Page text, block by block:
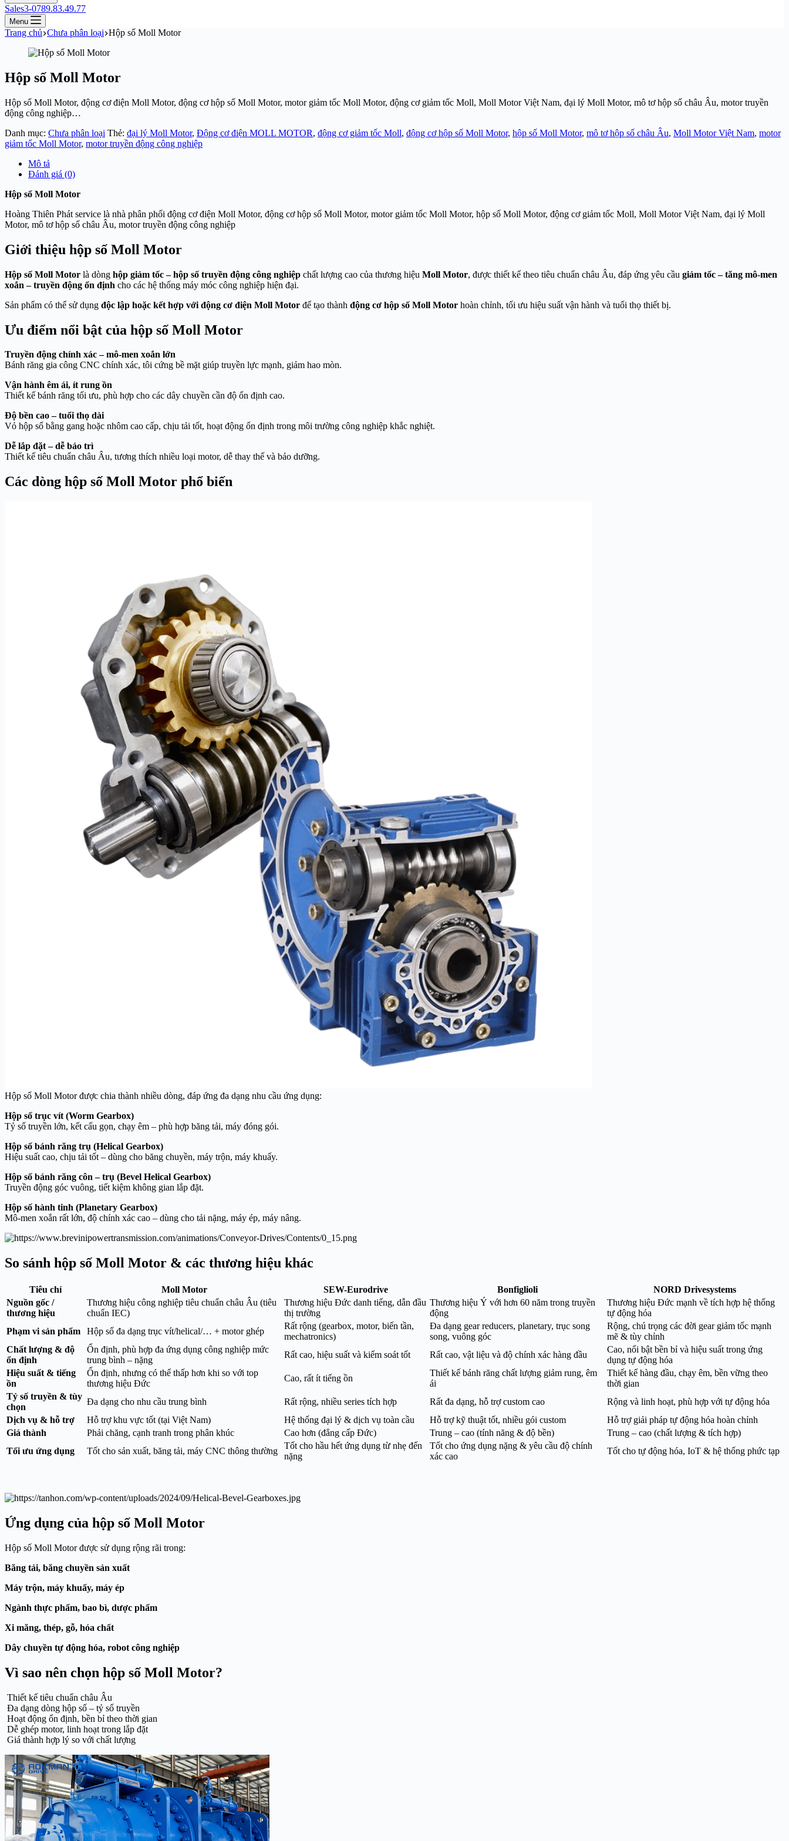
Sales3-0789.83.49.77
Menu
Trang chủ Chưa phân loại Hộp số Moll Motor
Hộp số Moll Motor
Hộp số Moll Motor, động cơ điện Moll Motor, động cơ hộp số Moll Motor, motor giảm tốc Moll Motor, động cơ giảm tốc Moll, Moll Motor Việt Nam, đại lý Moll Motor, mô tơ hộp số châu Âu, motor truyền
động công nghiệp…
Danh mục: Chưa phân loại Thẻ: đại lý Moll Motor, Động cơ điện MOLL MOTOR, động cơ giảm tốc Moll, động cơ hộp số Moll Motor, hộp số Moll Motor, mô tơ hộp số châu Âu, Moll Motor Việt Nam, motor
giảm tốc Moll Motor, motor truyền động công nghiệp
Mô tả
Đánh giá (0)
Hộp số Moll Motor
Hoàng Thiên Phát service là nhà phân phối động cơ điện Moll Motor, động cơ hộp số Moll Motor, motor giảm tốc Moll Motor, hộp số Moll Motor, động cơ giảm tốc Moll, Moll Motor Việt Nam, đại lý Moll
Motor, mô tơ hộp số châu Âu, motor truyền động công nghiệp
Giới thiệu hộp số Moll Motor
Hộp số Moll Motor là dòng hộp giảm tốc – hộp số truyền động công nghiệp chất lượng cao của thương hiệu Moll Motor, được thiết kế theo tiêu chuẩn châu Âu, đáp ứng yêu cầu giảm tốc – tăng mô-men
xoắn – truyền động ổn định cho các hệ thống máy móc công nghiệp hiện đại.
Sản phẩm có thể sử dụng độc lập hoặc kết hợp với động cơ điện Moll Motor để tạo thành động cơ hộp số Moll Motor hoàn chỉnh, tối ưu hiệu suất vận hành và tuổi thọ thiết bị.
Ưu điểm nổi bật của hộp số Moll Motor
Truyền động chính xác – mô-men xoắn lớn
Bánh răng gia công CNC chính xác, tôi cứng bề mặt giúp truyền lực mạnh, giảm hao mòn.
Vận hành êm ái, ít rung ồn
Thiết kế bánh răng tối ưu, phù hợp cho các dây chuyền cần độ ổn định cao.
Độ bền cao – tuổi thọ dài
Vỏ hộp số bằng gang hoặc nhôm cao cấp, chịu tải tốt, hoạt động ổn định trong môi trường công nghiệp khắc nghiệt.
Dễ lắp đặt – dễ bảo trì
Thiết kế tiêu chuẩn châu Âu, tương thích nhiều loại motor, dễ thay thế và bảo dưỡng.
Các dòng hộp số Moll Motor phổ biến
Hộp số Moll Motor được chia thành nhiều dòng, đáp ứng đa dạng nhu cầu ứng dụng:
Hộp số trục vít (Worm Gearbox)
Tỷ số truyền lớn, kết cấu gọn, chạy êm – phù hợp băng tải, máy đóng gói.
Hộp số bánh răng trụ (Helical Gearbox)
Hiệu suất cao, chịu tải tốt – dùng cho băng chuyền, máy trộn, máy khuấy.
Hộp số bánh răng côn – trụ (Bevel Helical Gearbox)
Truyền động góc vuông, tiết kiệm không gian lắp đặt.
Hộp số hành tinh (Planetary Gearbox)
Mô-men xoắn rất lớn, độ chính xác cao – dùng cho tải nặng, máy ép, máy nâng.
So sánh hộp số Moll Motor & các thương hiệu khác
Tiêu chí Moll Motor SEW-Eurodrive Bonfiglioli
NORD Drivesystems
Nguồn gốc /
thương hiệu
Thương hiệu công nghiệp tiêu chuẩn châu Âu (tiêu
chuẩn IEC)
Thương hiệu Đức danh tiếng, dẫn đầu
thị trường
Thương hiệu Ý với hơn 60 năm trong truyền
động
Thương hiệu Đức mạnh về tích hợp hệ thống
tự động hóa
Phạm vi sản phẩm
Hộp số đa dạng trục vít/helical/… + motor ghép
Rất rộng (gearbox, motor, biến tần,
mechatronics)
Đa dạng gear reducers, planetary, trục song
song, vuông góc
Rộng, chú trọng các đời gear giảm tốc mạnh
mẽ & tùy chỉnh
Chất lượng & độ
ổn định
Ổn định, phù hợp đa ứng dụng công nghiệp mức
trung bình – nặng
Rất cao, hiệu suất và kiểm soát tốt Rất cao, vật liệu và độ chính xác hàng đầu
Cao, nổi bật bền bỉ và hiệu suất trong ứng
dụng tự động hóa
Hiệu suất & tiếng
ồn
Ổn định, nhưng có thể thấp hơn khi so với top
thương hiệu Đức
Cao, rất ít tiếng ồn
Thiết kế bánh răng chất lượng giảm rung, êm
ái
Thiết kế hàng đầu, chạy êm, bền vững theo
thời gian
Tỷ số truyền & tùy
chọn
Đa dạng cho nhu cầu trung bình Rất rộng, nhiều series tích hợp Rất đa dạng, hỗ trợ custom cao
Rộng và linh hoạt, phù hợp với tự động hóa
Dịch vụ & hỗ trợ
Hỗ trợ khu vực tốt (tại Việt Nam) Hệ thống đại lý & dịch vụ toàn cầu Hỗ trợ kỹ thuật tốt, nhiều gói custom
Hỗ trợ giải pháp tự động hóa hoàn chỉnh
Giá thành
Phải chăng, cạnh tranh trong phân khúc Cao hơn (đẳng cấp Đức) Trung – cao (tính năng & độ bền)
Trung – cao (chất lượng & tích hợp)
Tối ưu ứng dụng
Tốt cho sản xuất, băng tải, máy CNC thông thường
Tốt cho hầu hết ứng dụng từ nhẹ đến
nặng
Tốt cho ứng dụng nặng & yêu cầu độ chính
xác cao
Tốt cho tự động hóa, IoT & hệ thống phức tạp
Ứng dụng của hộp số Moll Motor
Hộp số Moll Motor được sử dụng rộng rãi trong:
Băng tải, băng chuyền sản xuất
Máy trộn, máy khuấy, máy ép
Ngành thực phẩm, bao bì, dược phẩm
Xi măng, thép, gỗ, hóa chất
Dây chuyền tự động hóa, robot công nghiệp
Vì sao nên chọn hộp số Moll Motor?
Thiết kế tiêu chuẩn châu Âu
Đa dạng dòng hộp số – tỷ số truyền
Hoạt động ổn định, bền bỉ theo thời gian
Dễ ghép motor, linh hoạt trong lắp đặt
Giá thành hợp lý so với chất lượng